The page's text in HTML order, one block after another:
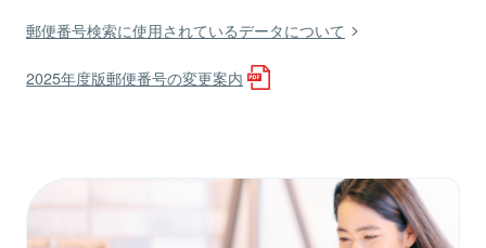
郵便番号検索に使用されているデータについて
2025年度版郵便番号の変更案内